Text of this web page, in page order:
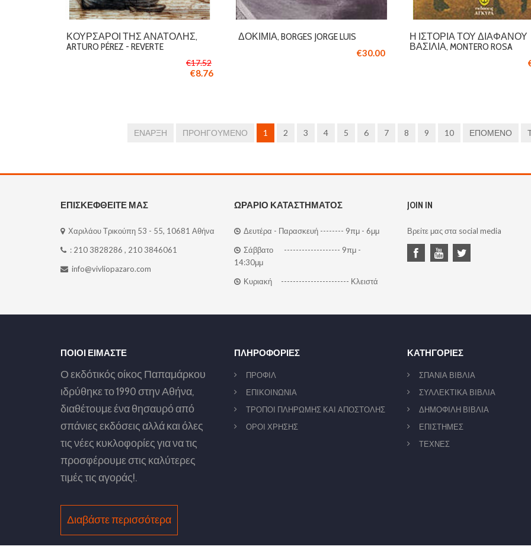
ΚΟΥΡΣΆΡΟΙ ΤΗΣ ΑΝΑΤΟΛΉΣ,
ARTURO PÉREZ - REVERTE
€17.52
€8.76
ΔΟΚΊΜΙΑ, BORGES JORGE LUIS
€30.00
Η ΙΣΤΟΡΊΑ ΤΟΥ ΔΙΆΦΑΝΟΥ
ΒΑΣΙΛΙΆ, MONTERO ROSA
ΈΝΑΡΞΗ ΠΡΟΗΓΟΎΜΕΝΟ 1 2 3 4 5 6 7 8 9 10 ΕΠΌΜΕΝΟ
ΕΠΙΣΚΕΦΘΕΙΤΕ ΜΑΣ
Χαριλάου Τρικούπη 53 - 55, 10681 Αθήνα
: 210 3828286 , 210 3846061
info@vivliopazaro.com
ΩΡΑΡΙΟ ΚΑΤΑΣΤΗΜΑΤΟΣ
Δευτέρα - Παρασκευή -------- 9πμ - 6μμ
Σάββατο ------------------- 9πμ -
14:30μμ
Κυριακή ----------------------- Κλειστά
JOIN IN
Βρείτε μας στα social media
ΠΟΙΟΙ ΕΙΜΑΣΤΕ
Ο εκδότικός οίκος Παπαμάρκου
ιδρύθηκε το 1990 στην Αθήνα,
διαθέτουμε ένα θησαυρό από
σπάνιες εκδόσεις αλλά και όλες
τις νέες κυκλοφορίες για να τις
προσφέρουμε στις καλύτερες
τιμές τις αγοράς!.
Διαβάστε περισσότερα
ΠΛΗΡΟΦΟΡΙΕΣ
ΠΡΟΦΙΛ
ΕΠΙΚΟΙΝΩΝΙΑ
ΤΡΟΠΟΙ ΠΛΗΡΩΜΗΣ ΚΑΙ ΑΠΟΣΤΟΛΗΣ
ΟΡΟΙ ΧΡΗΣΗΣ
ΚΑΤΗΓΟΡΙΕΣ
ΣΠΑΝΙΑ ΒΙΒΛΙΑ
ΣΥΛΛΕΚΤΙΚΑ ΒΙΒΛΙΑ
ΔΗΜΟΦΙΛΗ ΒΙΒΛΙΑ
ΕΠΙΣΤΗΜΕΣ
ΤΕΧΝΕΣ